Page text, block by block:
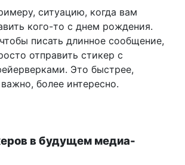
ситуацию, когда вам
кого-то с днем рождения.
писать длинное сообщение,
отправить стикер с
Это быстрее,
более интересно.
в будущем медиа-